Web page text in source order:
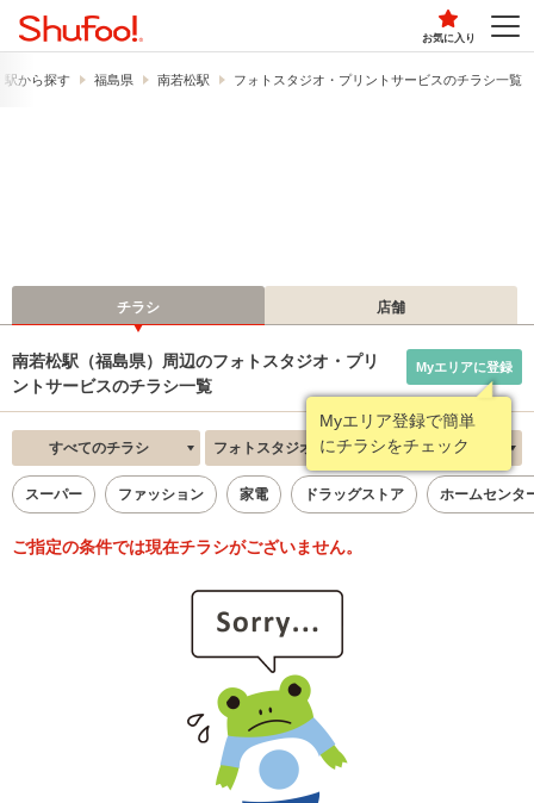
お気に入り
駅から探す 福島県 南若松駅 フォトスタジオ・プリントサービスのチラシ一覧
チラシ 店舗
南若松駅（福島県）周辺のフォトスタジオ・プリ
ントサービスのチラシ一覧
Myエリア登録で簡単
にチラシをチェック
Myエリアに登録
すべてのチラシ フォトスタジオ・プリントサービス 新着順
スーパー ファッション 家電 ドラッグストア ホームセンタ
ご指定の条件では現在チラシがございません。